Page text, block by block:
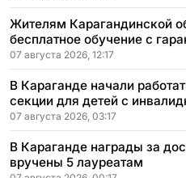
Жителям Карагандинской
бесплатное обучение с
07 августа 2026, 12:17
В Караганде начали
секции для детей с
07 августа 2026, 03:17
В Караганде награды за
вручены 5 лауреатам